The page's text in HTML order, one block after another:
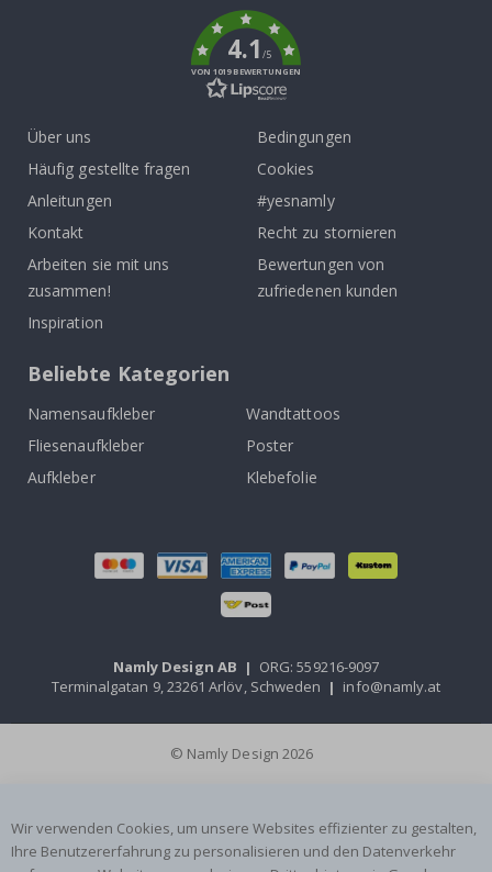
4.1/5
VON 1019 BEWERTUNGEN
Über uns
Häufig gestellte fragen
Anleitungen
Kontakt
Arbeiten sie mit uns
zusammen!
Inspiration
Bedingungen
Cookies
#yesnamly
Recht zu stornieren
Bewertungen von
zufriedenen kunden
Beliebte Kategorien
Namensaufkleber
Wandtattoos
Fliesenaufkleber
Poster
Aufkleber
Klebefolie
Namly Design AB | ORG: 559216-9097
Terminalgatan 9, 23261 Arlöv, Schweden | info@namly.at
© Namly Design 2026
Wir verwenden Cookies, um unsere Websites effizienter zu gestalten,
Ihre Benutzererfahrung zu personalisieren und den Datenverkehr